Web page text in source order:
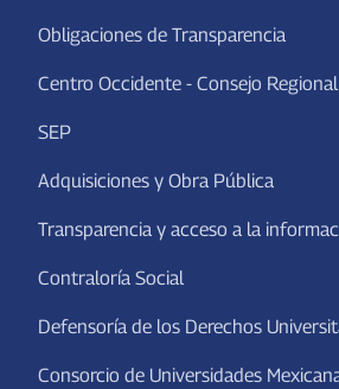
Obligaciones de Transparencia
Centro Occidente - Consejo Regional
SEP
Adquisiciones y Obra Pública
Transparencia y acceso a la
Contraloría Social
Defensoría de los Derechos
Consorcio de Universidades